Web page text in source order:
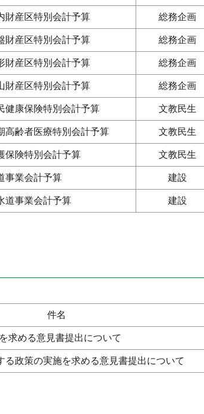
財産区特別会計予算 総務企画
財産区特別会計予算 総務企画
財産区特別会計予算 総務企画
財産区特別会計予算 総務企画
健康保険特別会計予算 文教民生
高齢者医療特別会計予算 文教民生
保険特別会計予算 文教民生
事業会計予算 建設
道事業会計予算 建設
件名
求める意見書提出について
る政策の実施を求める意見書提出について